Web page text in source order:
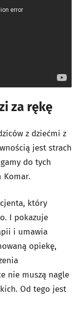
za rękę
z dziećmi z
jest strach
do tych
Komar.
który
I pokazuje
i umawia
opiekę,
nie muszą nagle
Od tego jest